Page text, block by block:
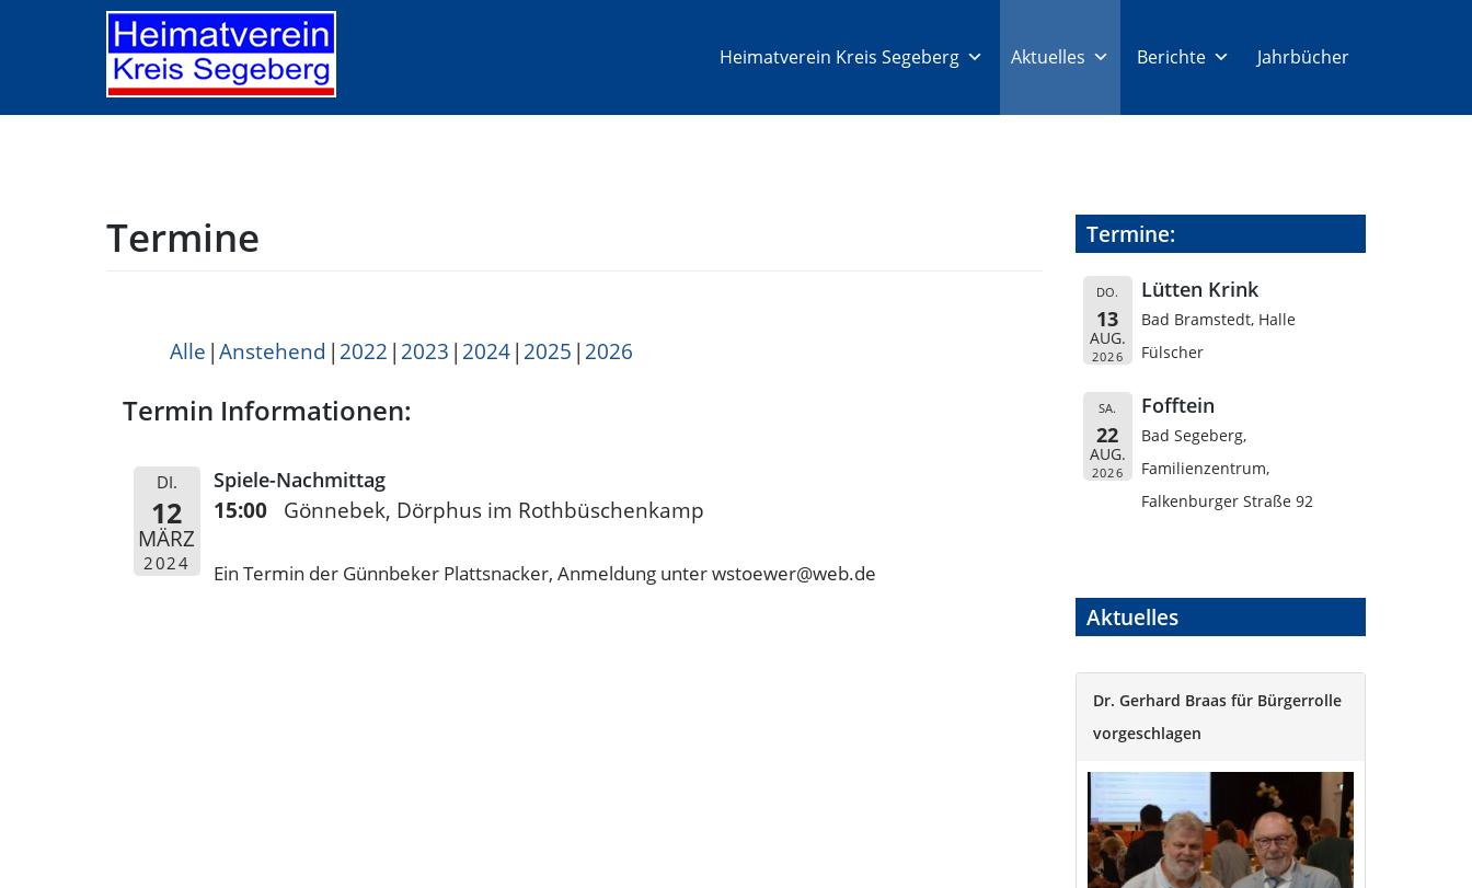
Heimatverein Kreis Segeberg Aktuelles Berichte Jahrbücher
Termine
Alle Anstehend 2022 2023 2024 2025 2026
Termin Informationen:
DI.
12
MÄRZ
2024
Spiele-Nachmittag
15:00 Gönnebek, Dörphus im Rothbüschenkamp
Ein Termin der Günnbeker Plattsnacker, Anmeldung unter wstoewer@web.de
Termine:
DO.
13
AUG.
2026
Lütten Krink
Bad Bramstedt, Halle
Fülscher
SA.
22
AUG.
2026
Fofftein
Bad Segeberg,
Familienzentrum,
Falkenburger Straße 92
Aktuelles
Dr. Gerhard Braas für Bürgerrolle
vorgeschlagen